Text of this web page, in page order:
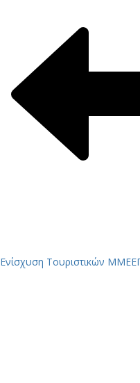
Ενίσχυση Τουριστικών ΜΜΕ